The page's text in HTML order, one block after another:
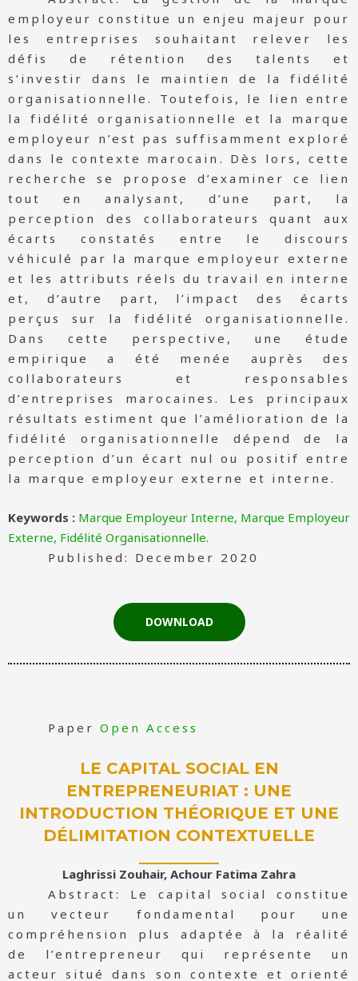
employeur constitue un enjeu majeur pour
les entreprises souhaitant relever les
défis de rétention des talents et
s’investir dans le maintien de la fidélité
organisationnelle. Toutefois, le lien entre
la fidélité organisationnelle et la marque
employeur n’est pas suffisamment exploré
dans le contexte marocain. Dès lors, cette
recherche se propose d’examiner ce lien
tout en analysant, d’une part, la
perception des collaborateurs quant aux
écarts constatés entre le discours
véhiculé par la marque employeur externe
et les attributs réels du travail en interne
et, d’autre part, l’impact des écarts
perçus sur la fidélité organisationnelle.
Dans cette perspective, une étude
empirique a été menée auprès des
collaborateurs et responsables
d’entreprises marocaines. Les principaux
résultats estiment que l’amélioration de la
fidélité organisationnelle dépend de la
perception d’un écart nul ou positif entre
la marque employeur externe et interne.
Keywords : Marque Employeur Interne, Marque Employeur
Externe, Fidélité Organisationnelle.
Published: December 2020
DOWNLOAD
Paper Open Access
LE CAPITAL SOCIAL EN
ENTREPRENEURIAT : UNE
INTRODUCTION THÉORIQUE ET UNE
DÉLIMITATION CONTEXTUELLE
Laghrissi Zouhair, Achour Fatima Zahra
Abstract: Le capital social constitue
un vecteur fondamental pour une
compréhension plus adaptée à la réalité
de l’entrepreneur qui représente un
acteur situé dans son contexte et orienté